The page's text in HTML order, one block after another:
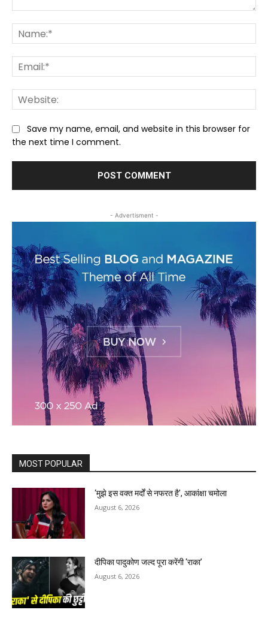
Save my name, email, and website in this browser for
the next time I comment.
- Advertisment -
MOST POPULAR
‘मुझे इस वक्त मर्दों से नफरत है’, आकांक्षा चमोला
August 6, 2026
दीपिका पादुकोण जल्द पूरा करेंगी ‘राका’
August 6, 2026